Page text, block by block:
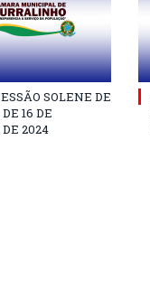
SOLENE DE
16 DE
2024